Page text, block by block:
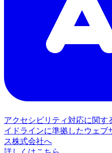
アクセシビリティ対応に関
イドラインに準拠したウェブ
ス株式会社へ